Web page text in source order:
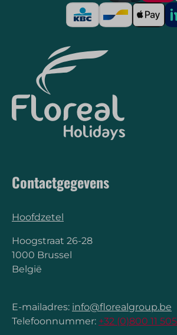
Contactgegevens
Hoofdzetel
Hoogstraat 26-28
1000 Brussel
België
E-mailadres: info@florealgroup.be
Telefoonnummer: +32 (0)800 11 505